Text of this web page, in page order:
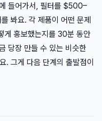
들어가서, 필터를 $500–
봐요. 각 제품이 어떤 문제
게 홍보했는지를 30분 동안
당장 만들 수 있는 비슷한
. 그게 다음 단계의 출발점이